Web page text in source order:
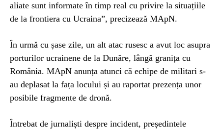
aliate sunt informate în timp real cu privire la situațiile
de la frontiera cu Ucraina”, precizează MApN.
În urmă cu șase zile, un alt atac rusesc a avut loc asupra
porturilor ucrainene de la Dunăre, lângă granița cu
România. MApN anunța atunci că echipe de militari s-
au deplasat la fața locului și au raportat prezența unor
posibile fragmente de dronă.
Întrebat de jurnaliști despre incident, președintele